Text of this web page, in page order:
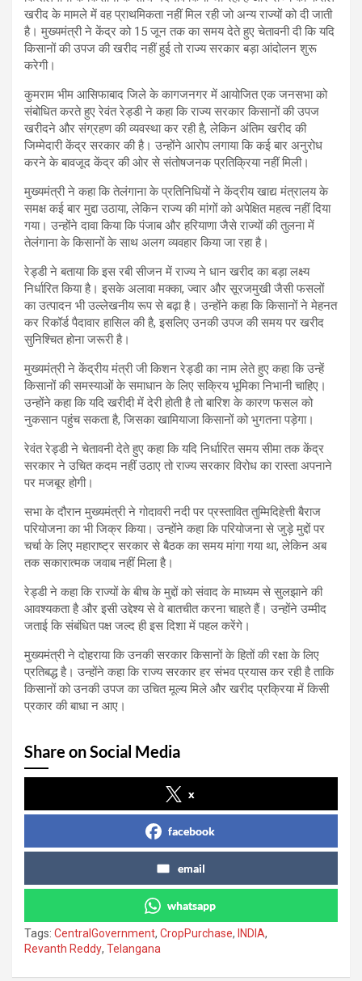
खरीद के मामले में वह प्राथमिकता नहीं मिल रही जो अन्य राज्यों को दी जाती
है। मुख्यमंत्री ने केंद्र को 15 जून तक का समय देते हुए चेतावनी दी कि यदि
किसानों की उपज की खरीद नहीं हुई तो राज्य सरकार बड़ा आंदोलन शुरू
करेगी।
कुमराम भीम आसिफाबाद जिले के कागजनगर में आयोजित एक जनसभा को
संबोधित करते हुए रेवंत रेड्डी ने कहा कि राज्य सरकार किसानों की उपज
खरीदने और संग्रहण की व्यवस्था कर रही है, लेकिन अंतिम खरीद की
जिम्मेदारी केंद्र सरकार की है। उन्होंने आरोप लगाया कि कई बार अनुरोध
करने के बावजूद केंद्र की ओर से संतोषजनक प्रतिक्रिया नहीं मिली।
मुख्यमंत्री ने कहा कि तेलंगाना के प्रतिनिधियों ने केंद्रीय खाद्य मंत्रालय के
समक्ष कई बार मुद्दा उठाया, लेकिन राज्य की मांगों को अपेक्षित महत्व नहीं दिया
गया। उन्होंने दावा किया कि पंजाब और हरियाणा जैसे राज्यों की तुलना में
तेलंगाना के किसानों के साथ अलग व्यवहार किया जा रहा है।
रेड्डी ने बताया कि इस रबी सीजन में राज्य ने धान खरीद का बड़ा लक्ष्य
निर्धारित किया है। इसके अलावा मक्का, ज्वार और सूरजमुखी जैसी फसलों
का उत्पादन भी उल्लेखनीय रूप से बढ़ा है। उन्होंने कहा कि किसानों ने मेहनत
कर रिकॉर्ड पैदावार हासिल की है, इसलिए उनकी उपज की समय पर खरीद
सुनिश्चित होना जरूरी है।
मुख्यमंत्री ने केंद्रीय मंत्री जी किशन रेड्डी का नाम लेते हुए कहा कि उन्हें
किसानों की समस्याओं के समाधान के लिए सक्रिय भूमिका निभानी चाहिए।
उन्होंने कहा कि यदि खरीदी में देरी होती है तो बारिश के कारण फसल को
नुकसान पहुंच सकता है, जिसका खामियाजा किसानों को भुगतना पड़ेगा।
रेवंत रेड्डी ने चेतावनी देते हुए कहा कि यदि निर्धारित समय सीमा तक केंद्र
सरकार ने उचित कदम नहीं उठाए तो राज्य सरकार विरोध का रास्ता अपनाने
पर मजबूर होगी।
सभा के दौरान मुख्यमंत्री ने गोदावरी नदी पर प्रस्तावित तुम्मिदिहेत्ती बैराज
परियोजना का भी जिक्र किया। उन्होंने कहा कि परियोजना से जुड़े मुद्दों पर
चर्चा के लिए महाराष्ट्र सरकार से बैठक का समय मांगा गया था, लेकिन अब
तक सकारात्मक जवाब नहीं मिला है।
रेड्डी ने कहा कि राज्यों के बीच के मुद्दों को संवाद के माध्यम से सुलझाने की
आवश्यकता है और इसी उद्देश्य से वे बातचीत करना चाहते हैं। उन्होंने उम्मीद
जताई कि संबंधित पक्ष जल्द ही इस दिशा में पहल करेंगे।
मुख्यमंत्री ने दोहराया कि उनकी सरकार किसानों के हितों की रक्षा के लिए
प्रतिबद्ध है। उन्होंने कहा कि राज्य सरकार हर संभव प्रयास कर रही है ताकि
किसानों को उनकी उपज का उचित मूल्य मिले और खरीद प्रक्रिया में किसी
प्रकार की बाधा न आए।
Share on Social Media
x
facebook
email
whatsapp
Tags: CentralGovernment, CropPurchase, INDIA,
Revanth Reddy, Telangana